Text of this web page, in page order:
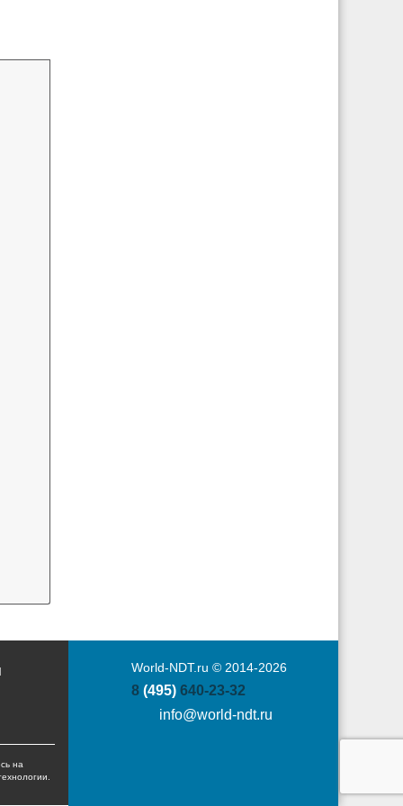
на
World-NDT.ru © 2014-2026
8 (495) 640-23-32
info@world-ndt.ru